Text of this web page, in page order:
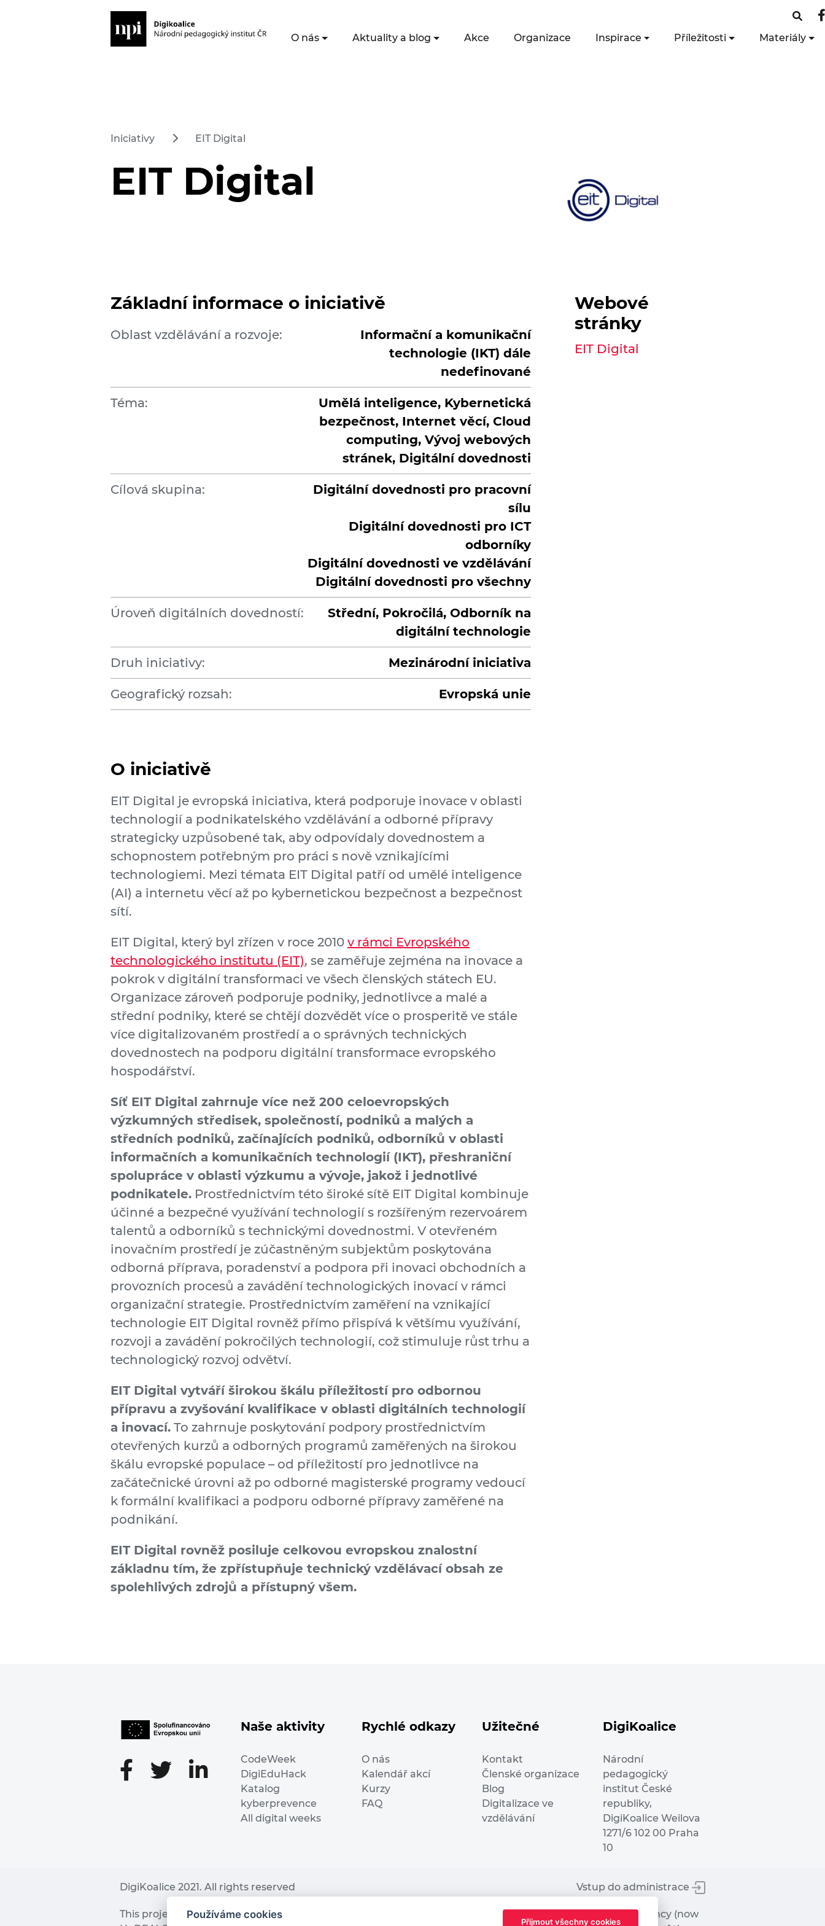
O nás Aktuality a blog Akce Organizace Inspirace Příležitosti Materiály
Iniciativy EIT Digital
EIT Digital
Základní informace o iniciativě
Oblast vzdělávání a rozvoje:
Informační a komunikační
technologie (IKT) dále
nedefinované
Téma:
Umělá inteligence, Kybernetická
bezpečnost, Internet věcí, Cloud
computing, Vývoj webových
stránek, Digitální dovednosti
Cílová skupina:
Digitální dovednosti pro pracovní
sílu
Digitální dovednosti pro ICT
odborníky
Digitální dovednosti ve vzdělávání
Digitální dovednosti pro všechny
Úroveň digitálních dovedností:
Střední, Pokročilá, Odborník na
digitální technologie
Druh iniciativy: Mezinárodní iniciativa
Geografický rozsah: Evropská unie
O iniciativě
EIT Digital je evropská iniciativa, která podporuje inovace v oblasti
technologií a podnikatelského vzdělávání a odborné přípravy
strategicky uzpůsobené tak, aby odpovídaly dovednostem a
schopnostem potřebným pro práci s nově vznikajícími
technologiemi. Mezi témata EIT Digital patří od umělé inteligence
(AI) a internetu věcí až po kybernetickou bezpečnost a bezpečnost
sítí.
EIT Digital, který byl zřízen v roce 2010 v rámci Evropského
technologického institutu (EIT), se zaměřuje zejména na inovace a
pokrok v digitální transformaci ve všech členských státech EU.
Organizace zároveň podporuje podniky, jednotlivce a malé a
střední podniky, které se chtějí dozvědět více o prosperitě ve stále
více digitalizovaném prostředí a o správných technických
dovednostech na podporu digitální transformace evropského
hospodářství.
Síť EIT Digital zahrnuje více než 200 celoevropských
výzkumných středisek, společností, podniků a malých a
středních podniků, začínajících podniků, odborníků v oblasti
informačních a komunikačních technologií (IKT), přeshraniční
spolupráce v oblasti výzkumu a vývoje, jakož i jednotlivé
podnikatele. Prostřednictvím této široké sítě EIT Digital kombinuje
účinné a bezpečné využívání technologií s rozšířeným rezervoárem
talentů a odborníků s technickými dovednostmi. V otevřeném
inovačním prostředí je zúčastněným subjektům poskytována
odborná příprava, poradenství a podpora při inovaci obchodních a
provozních procesů a zavádění technologických inovací v rámci
organizační strategie. Prostřednictvím zaměření na vznikající
technologie EIT Digital rovněž přímo přispívá k většímu využívání,
rozvoji a zavádění pokročilých technologií, což stimuluje růst trhu a
technologický rozvoj odvětví.
EIT Digital vytváří širokou škálu příležitostí pro odbornou
přípravu a zvyšování kvalifikace v oblasti digitálních technologií
a inovací. To zahrnuje poskytování podpory prostřednictvím
otevřených kurzů a odborných programů zaměřených na širokou
škálu evropské populace – od příležitostí pro jednotlivce na
začátečnické úrovni až po odborné magisterské programy vedoucí
k formální kvalifikaci a podporu odborné přípravy zaměřené na
podnikání.
EIT Digital rovněž posiluje celkovou evropskou znalostní
základnu tím, že zpřístupňuje technický vzdělávací obsah ze
spolehlivých zdrojů a přístupný všem.
Webové
stránky
EIT Digital
Naše aktivity
CodeWeek
DigiEduHack
Katalog
kyberprevence
All digital weeks
Rychlé odkazy
O nás
Kalendář akcí
Kurzy
FAQ
Užitečné
Kontakt
Členské organizace
Blog
Digitalizace ve
vzdělávání
DigiKoalice
Národní
pedagogický
institut České
republiky,
DigiKoalice Weilova
1271/6 102 00 Praha
10
DigiKoalice 2021. All rights reserved Vstup do administrace
This project has received funding from the European Commission Innovation and Networks Executive Agency (now
Používáme cookies
Přijmout všechny cookies